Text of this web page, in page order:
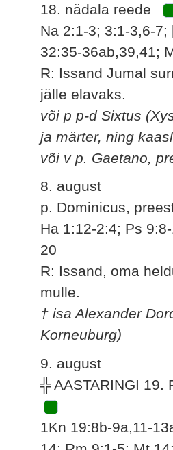
18. nädala reede
Na 2:1-3; 3:1-3,6-7;
32:35-36ab,39,41;
R: Issand Jumal
jälle elavaks.
või p p-d Sixtus
ja märter, ning
või v p. Gaetano,
8. august
p. Dominicus,
Ha 1:12-2:4; Ps
20
R: Issand, oma
mulle.
† isa Alexander
Korneuburg)
9. august
╬ AASTARINGI 19.
1Kn 19:8b-9a,11-